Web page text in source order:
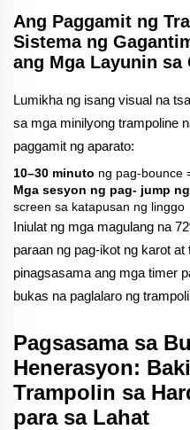
Ang Paggamit ng
Sistema ng
ang Mga Layunin sa
Lumikha ng isang visual na
sa mga minilyong trampoline
paggamit ng aparato:
10–30 minuto ng pag-bounce
Mga sesyon ng pag- jump
screen sa katapusan ng linggo
Iniulat ng mga magulang na
paraan ng pag-ikot ng karot
pinagsasama ang mga timer
bukas na paglalaro ng
Pagsasama sa
Henerasyon:
Trampolin sa
para sa Lahat